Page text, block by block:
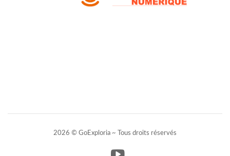
2026 © GoExploria ~ Tous droits réservés